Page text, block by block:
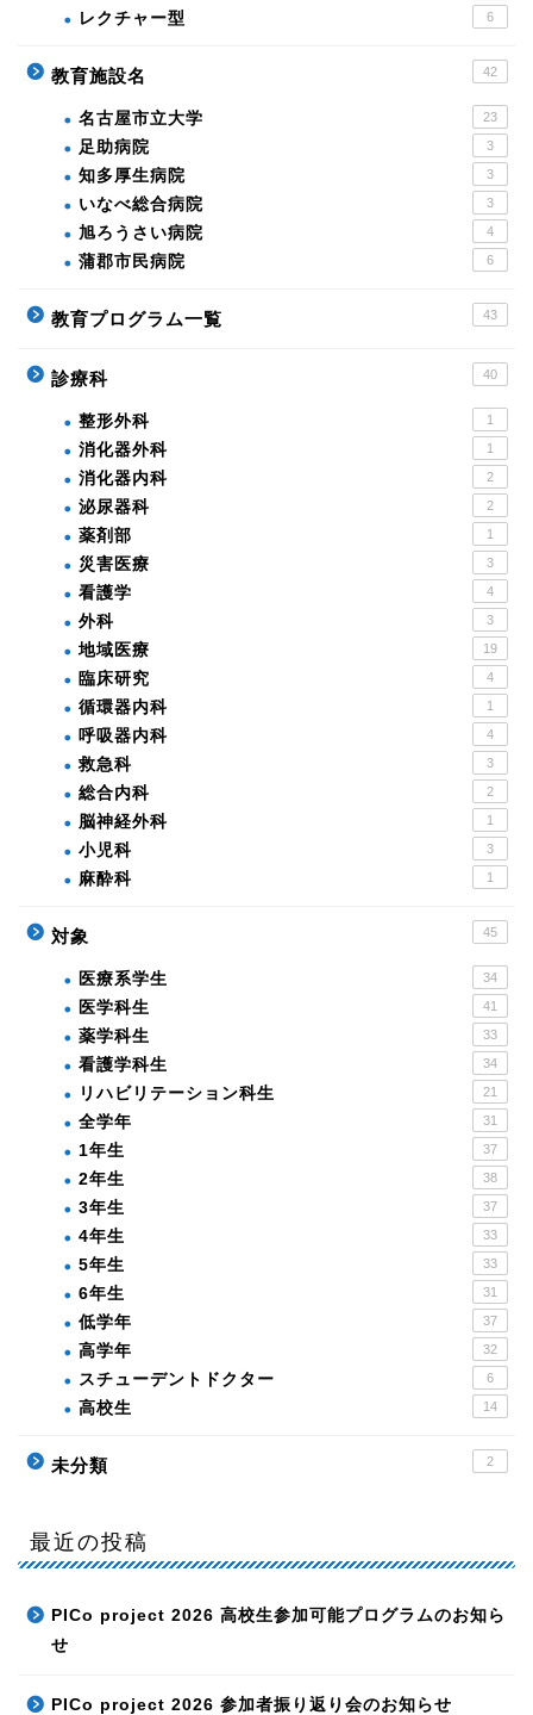
レクチャー型 6
教育施設名 42
名古屋市立大学 23
足助病院 3
知多厚生病院 3
いなべ総合病院 3
旭ろうさい病院 4
蒲郡市民病院 6
教育プログラム一覧 43
診療科 40
整形外科 1
消化器外科 1
消化器内科 2
泌尿器科 2
薬剤部 1
災害医療 3
看護学 4
外科 3
地域医療 19
臨床研究 4
循環器内科 1
呼吸器内科 4
救急科 3
総合内科 2
脳神経外科 1
小児科 3
麻酔科 1
対象 45
医療系学生 34
医学科生 41
薬学科生 33
看護学科生 34
リハビリテーション科生 21
全学年 31
1年生 37
2年生 38
3年生 37
4年生 33
5年生 33
6年生 31
低学年 37
高学年 32
スチューデントドクター 6
高校生 14
未分類 2
最近の投稿
PICo project 2026 高校生参加可能プログラムのお知ら
せ
PICo project 2026 参加者振り返り会のお知らせ